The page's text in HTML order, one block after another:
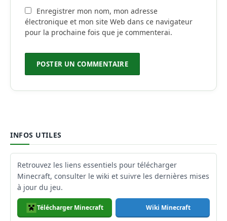
Enregistrer mon nom, mon adresse
électronique et mon site Web dans ce navigateur
pour la prochaine fois que je commenterai.
INFOS UTILES
Retrouvez les liens essentiels pour télécharger
Minecraft, consulter le wiki et suivre les dernières mises
à jour du jeu.
Télécharger Minecraft Wiki Minecraft